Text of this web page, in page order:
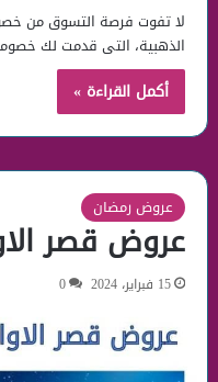
الذهبية، التى قدمت لك
أكمل القراءة »
عروض رمضان
عروض قصر
15 فبراير، 2024 0